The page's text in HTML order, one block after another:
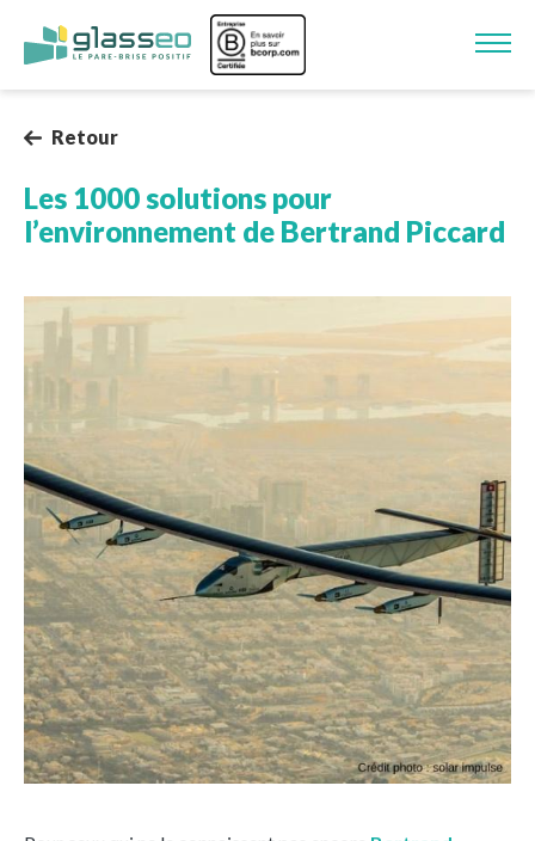
Aller au contenu principal
Image
Retour
Les 1000 solutions pour
l’environnement de Bertrand Piccard
Image